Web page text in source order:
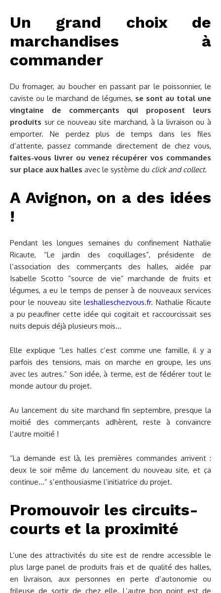
Un grand choix de
marchandises à
commander
Du fromager, au boucher en passant par le poissonnier, le
caviste ou le marchand de légumes, se sont au total une
vingtaine de commerçants qui proposent leurs
produits sur ce nouveau site marchand, à la livraison ou à
emporter. Ne perdez plus de temps dans les files
d’attente, passez commande directement de chez vous,
faites-vous livrer ou venez récupérer vos commandes
sur place aux halles avec le système du click and collect.
A Avignon, on a des idées
!
Pendant les longues semaines du confinement Nathalie
Ricaute, “Le jardin des coquillages”, présidente de
l’association des commerçants des halles, aidée par
Isabelle Scotto “source de vie” marchande de fruits et
légumes, a eu le temps de penser à de nouveaux services
pour le nouveau siteleshalleschezvous.fr. Nathalie Ricaute
a pu peaufiner cette idée qui cogitait et raccourcissait ses
nuits depuis déjà plusieurs mois…
Elle explique “Les halles c’est comme une famille, il y a
parfois des tensions, mais on marche en groupe, les uns
avec les autres.” Son idée, à terme, est de fédérer tout le
monde autour du projet.
Au lancement du site marchand fin septembre, presque la
moitié des commerçants adhèrent, reste à convaincre
l’autre moitié !
“La demande est là, les premières commandes arrivent :
deux le soir même du lancement du nouveau site, et ça
continue…” s’enthousiasme l’initiatrice du projet.
Promouvoir les circuits-
courts et la proximité
L’une des attractivités du site est de rendre accessible le
plus large panel de produits frais et de qualité des halles,
en livraison, aux personnes en perte d’autonomie ou
frileuse de sortir de chez elle. L’autre bon point est de